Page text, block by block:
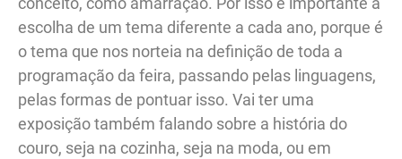
escolha de um tema diferente a cada ano, porque é
o tema que nos norteia na definição de toda a
programação da feira, passando pelas linguagens,
pelas formas de pontuar isso. Vai ter uma
exposição também falando sobre a história do
couro, seja na cozinha, seja na moda, ou em